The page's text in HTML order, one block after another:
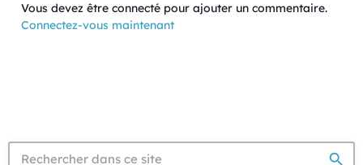
Vous devez être connecté pour ajouter un commentaire.
Connectez-vous maintenant
search